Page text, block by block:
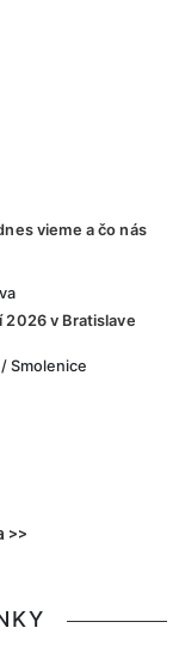
vieme a čo nás
2026 v Bratislave
/ Smolenice
>>